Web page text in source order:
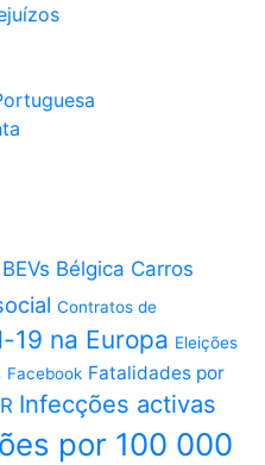
BEVs Bélgica Carros
Contratos de
19 na Europa Eleições
Facebook Fatalidades por
Infecções activas
por 100 000